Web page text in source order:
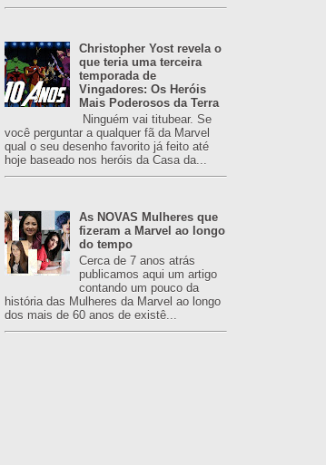
Christopher Yost revela o
que teria uma terceira
temporada de
Vingadores: Os Heróis
Mais Poderosos da Terra
Ninguém vai titubear. Se
você perguntar a qualquer fã da Marvel
qual o seu desenho favorito já feito até
hoje baseado nos heróis da Casa da...
As NOVAS Mulheres que
fizeram a Marvel ao longo
do tempo
Cerca de 7 anos atrás
publicamos aqui um artigo
contando um pouco da
história das Mulheres da Marvel ao longo
dos mais de 60 anos de existê...